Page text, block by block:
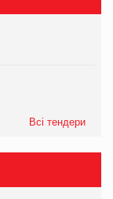
Всі тендери